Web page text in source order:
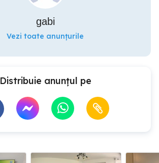
gabi
Vezi toate anunțurile
Distribuie anunțul pe